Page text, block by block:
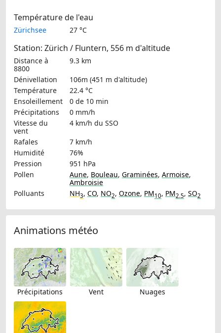
Température de l'eau
Zürichsee 27 °C
Station: Zürich / Fluntern, 556 m d'altitude
Distance à
8800
9.3 km
Dénivellation
106m (451 m d'altitude)
Température
22.4 °C
Ensoleillement
0 de 10 min
Précipitations
0 mm/h
Vitesse du
vent
4 km/h du SSO
Rafales
7 km/h
Humidité
76%
Pression
951 hPa
Pollen
Aune, Bouleau, Graminées, Armoise,
Ambroisie
Polluants
NH3, CO, NO2, Ozone, PM10, PM2.5, SO2
Animations météo
Précipitations Vent Nuages